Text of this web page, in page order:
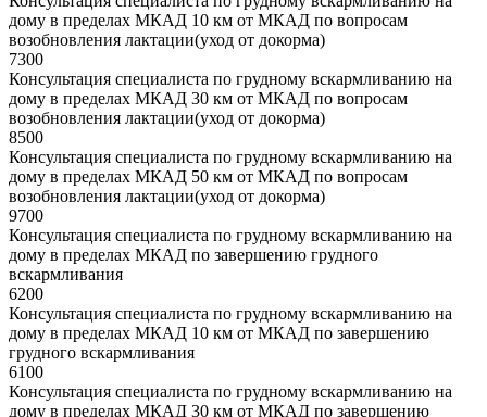
дому в пределах МКАД 10 км от МКАД по вопросам
возобновления лактации(уход от докорма)
7300
Консультация специалиста по грудному вскармливанию на
дому в пределах МКАД 30 км от МКАД по вопросам
возобновления лактации(уход от докорма)
8500
Консультация специалиста по грудному вскармливанию на
дому в пределах МКАД 50 км от МКАД по вопросам
возобновления лактации(уход от докорма)
9700
Консультация специалиста по грудному вскармливанию на
дому в пределах МКАД по завершению грудного
вскармливания
6200
Консультация специалиста по грудному вскармливанию на
дому в пределах МКАД 10 км от МКАД по завершению
грудного вскармливания
6100
Консультация специалиста по грудному вскармливанию на
дому в пределах МКАД 30 км от МКАД по завершению